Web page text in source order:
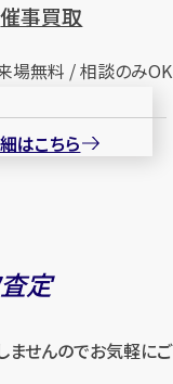
催事買取
場無料 / 相談のみOK
はこちら
定
せんのでお気軽にご